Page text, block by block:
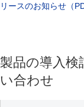
リースのお知らせ（
製品の導入検
い合わせ